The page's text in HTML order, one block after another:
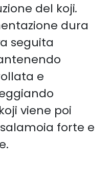
del koji.
dura
seguita
e
viene poi
forte e